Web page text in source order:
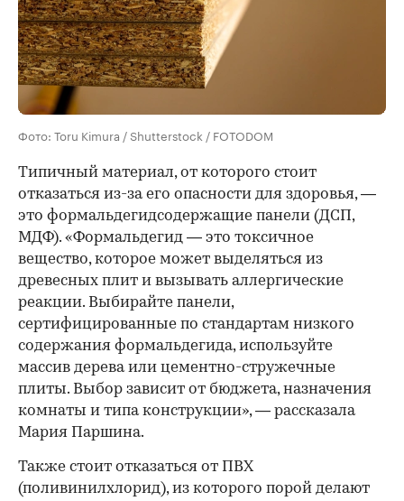
Фото: Toru Kimura / Shutterstock / FOTODOM
Типичный материал, от которого стоит
отказаться из-за его опасности для здоровья, —
это формальдегидсодержащие панели (ДСП,
МДФ). «Формальдегид — это токсичное
вещество, которое может выделяться из
древесных плит и вызывать аллергические
реакции. Выбирайте панели,
сертифицированные по стандартам низкого
содержания формальдегида, используйте
массив дерева или цементно-стружечные
плиты. Выбор зависит от бюджета, назначения
комнаты и типа конструкции», — рассказала
Мария Паршина.
Также стоит отказаться от ПВХ
(поливинилхлорид), из которого порой делают